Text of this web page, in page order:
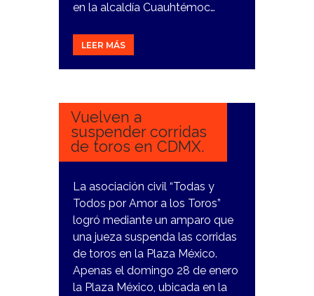
en la alcaldía Cuauhtémoc…
LEER MÁS
31
Vuelven a
suspender corridas
de toros en CDMX.
La asociación civil “Todas y
Todos por Amor a los Toros”
logró mediante un amparo que
una jueza suspenda las corridas
de toros en la Plaza México.
Apenas el domingo 28 de enero
la Plaza México, ubicada en la